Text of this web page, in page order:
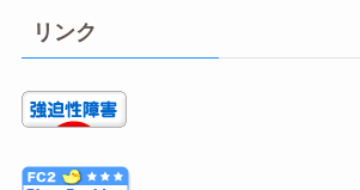
リンク